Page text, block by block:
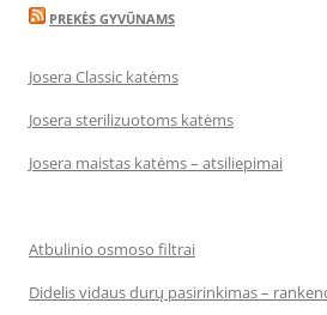
PREKĖS GYVŪNAMS
Josera Classic katėms
Josera sterilizuotoms katėms
Josera maistas katėms – atsiliepimai
Atbulinio osmoso filtrai
Didelis vidaus durų pasirinkimas –